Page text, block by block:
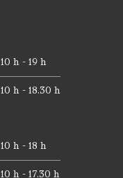
10 h - 19 h
10 h - 18.30 h
10 h - 18 h
10 h - 17.30 h